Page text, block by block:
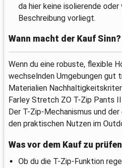
da hier keine isolierende
Beschreibung vorliegt.
Wann macht der Kauf Sinn?
Wenn du eine robuste, flexible
wechselnden Umgebungen gut
Materialien
Farley Stretch ZO T-Zip Pants
Der T-Zip-Mechanismus und
den praktischen Nutzen im
Was vor dem Kauf zu
Ob du die T-Zip-Funktion